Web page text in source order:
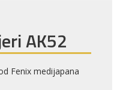
AK52
Fenix medijapana